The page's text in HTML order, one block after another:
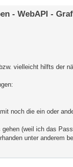
- WebAPI -
vielleicht hilfts der
noch die ein oder
(weil ich das
unter anderem